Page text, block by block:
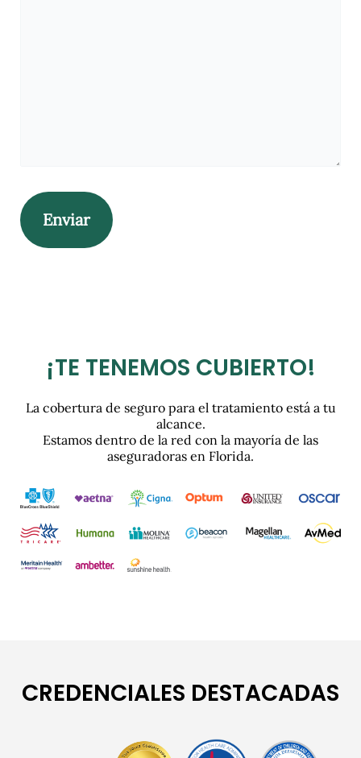
¡TE TENEMOS CUBIERTO!
La cobertura de seguro para el tratamiento está a tu
alcance.
Estamos dentro de la red con la mayoría de las
aseguradoras en Florida.
CREDENCIALES DESTACADAS